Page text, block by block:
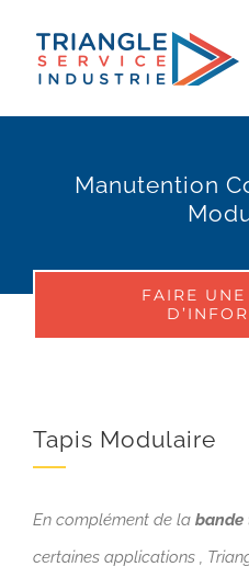
Manutention
FAIRE
Tapis Modulaire
En complément de la bande
certaines applications ,